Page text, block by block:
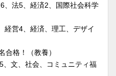
法5、経済2、国際社会科学
営4、経済、理工、デザイ
格！（教養）
文、社会、コミュニティ福